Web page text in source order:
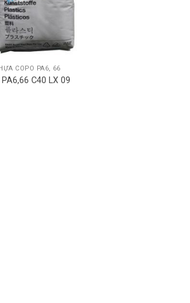
COPO PA6, 66
PA6,66 C40 LX 09